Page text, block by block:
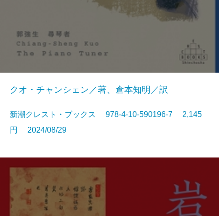
クオ・チャンシェン／著、倉本知明／訳
新潮クレスト・ブックス 978-4-10-590196-7 2,145
円 2024/08/29